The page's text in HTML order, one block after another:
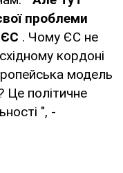
проблеми
ЄС . Чому ЄС не
кордоні
модель
Це політичне
", -